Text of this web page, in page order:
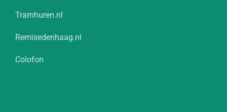
Tramhuren.nl
Remisedenhaag.nl
Colofon